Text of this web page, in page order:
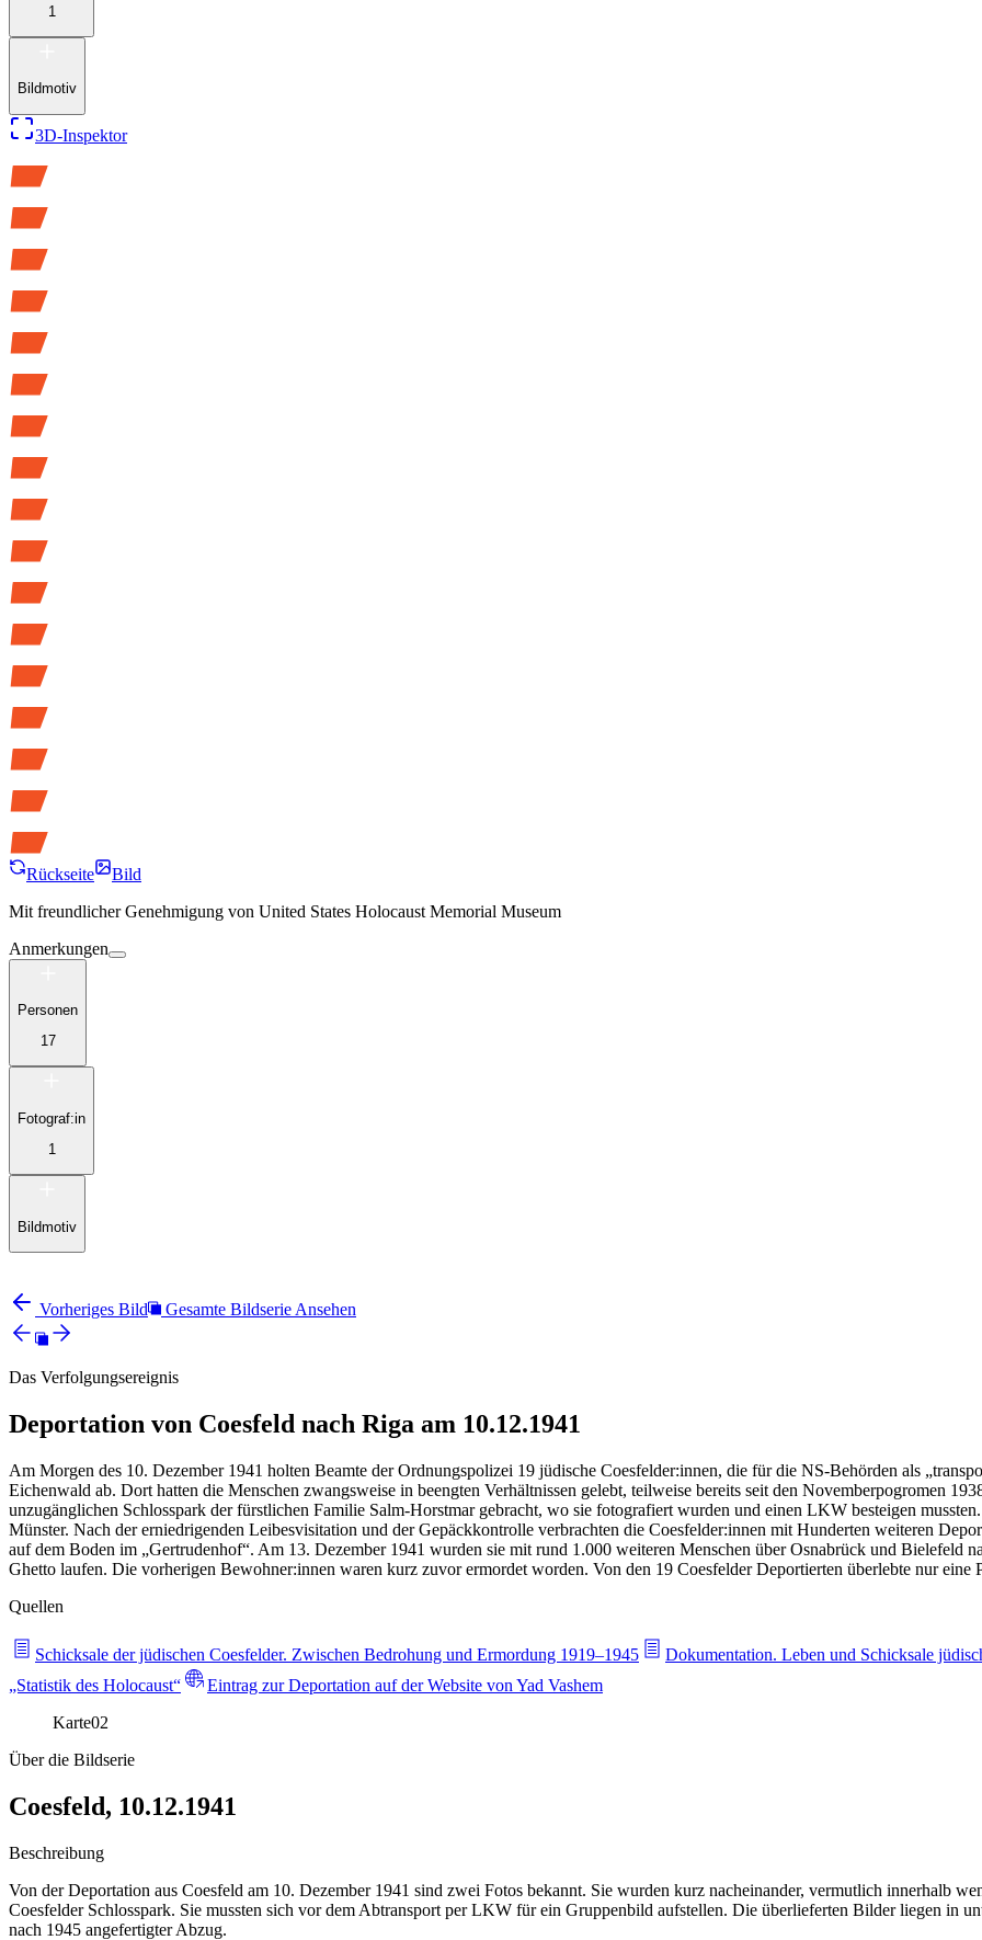
1
Bildmotiv
3D-Inspektor
Rückseite
Bild
Mit freundlicher Genehmigung von United States Holocaust Memorial Museum
Anmerkungen
Personen
17
Fotograf:in
1
Bildmotiv
Vorheriges Bild Gesamte Bildserie Ansehen
Das Verfolgungsereignis
Deportation von Coesfeld nach Riga am 10.12.1941
Am Morgen des 10. Dezember 1941 holten Beamte der Ordnungspolizei 19 jüdische Coesfelder:innen, die für die NS-Behörden als
Eichenwald ab. Dort hatten die Menschen zwangsweise in beengten Verhältnissen gelebt, teilweise bereits seit den Novemberpogromen
unzugänglichen Schlosspark der fürstlichen Familie Salm-Horstmar gebracht, wo sie fotografiert wurden und einen LKW besteigen
Münster. Nach der erniedrigenden Leibesvisitation und der Gepäckkontrolle verbrachten die Coesfelder:innen mit Hunderten weiteren
auf dem Boden im „Gertrudenhof“. Am 13. Dezember 1941 wurden sie mit rund 1.000 weiteren Menschen über Osnabrück und Bielefeld
Ghetto laufen. Die vorherigen Bewohner:innen waren kurz zuvor ermordet worden. Von den 19 Coesfelder Deportierten überlebte nur eine
Quellen
Schicksale der jüdischen Coesfelder. Zwischen Bedrohung und Ermordung 1919–1945 Dokumentation. Leben und Schicksale
„Statistik des Holocaust“
Eintrag zur Deportation auf der Website von Yad Vashem
Karte02
Über die Bildserie
Coesfeld, 10.12.1941
Beschreibung
Von der Deportation aus Coesfeld am 10. Dezember 1941 sind zwei Fotos bekannt. Sie wurden kurz nacheinander, vermutlich innerhalb
Coesfelder Schlosspark. Sie mussten sich vor dem Abtransport per LKW für ein Gruppenbild aufstellen. Die überlieferten Bilder liegen in
nach 1945 angefertigter Abzug.